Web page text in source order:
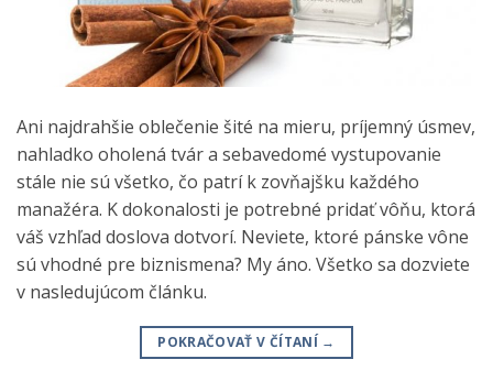
Ani najdrahšie oblečenie šité na mieru, príjemný úsmev,
nahladko oholená tvár a sebavedomé vystupovanie
stále nie sú všetko, čo patrí k zovňajšku každého
manažéra. K dokonalosti je potrebné pridať vôňu, ktorá
váš vzhľad doslova dotvorí. Neviete, ktoré pánske vône
sú vhodné pre biznismena? My áno. Všetko sa dozviete
v nasledujúcom článku.
POKRAČOVAŤ V ČÍTANÍ →